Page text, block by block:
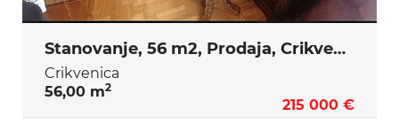
Stanovanje, 56 m2, Prodaja, Crikvenica
Crikvenica
56,00 m2
215 000 €